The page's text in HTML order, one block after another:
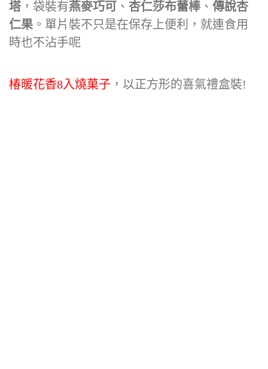
塔 ，袋裝有燕麥巧可 、 杏仁莎布蕾棒、 傳說杏
仁果 。單片裝不只是在保存上便利，就連食用
時也不沾手呢
椿暖花香8入燒菓子 ，以正方形的喜氣禮盒裝!